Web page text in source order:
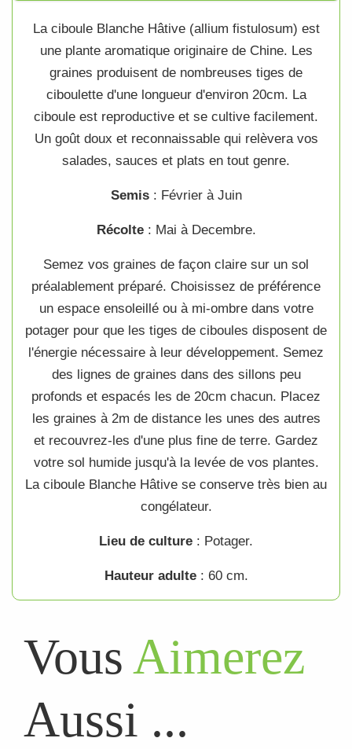
Laciboule Blanche Hâtive(allium fistulosum) est
une plante aromatiqueoriginaire de Chine. Les
graines produisent de nombreuses tiges de
cibouletted'une longueur d'environ 20cm. La
ciboule est reproductive et se cultive facilement.
Un goût doux et reconnaissable qui relèvera vos
salades, sauces et plats en tout genre.
Semis: Février à Juin
Récolte: Mai à Decembre.
Semez vos graines de façon claire sur un sol
préalablement préparé. Choisissez de préférence
un espace ensoleillé ou à mi-ombre dans votre
potager pour que les tiges de ciboules disposent de
l'énergie nécessaire à leur développement. Semez
des lignes de graines dans des sillons peu
profonds et espacés les de 20cm chacun. Placez
les graines à 2m de distance les unes des autres
et recouvrez-les d'une plus fine de terre. Gardez
votre sol humide jusqu'à la levée de vos plantes.
La ciboule Blanche Hâtive se conserve très bien au
congélateur.
Lieu de culture : Potager.
Hauteur adulte: 60 cm.
VousAimerez
Aussi ...